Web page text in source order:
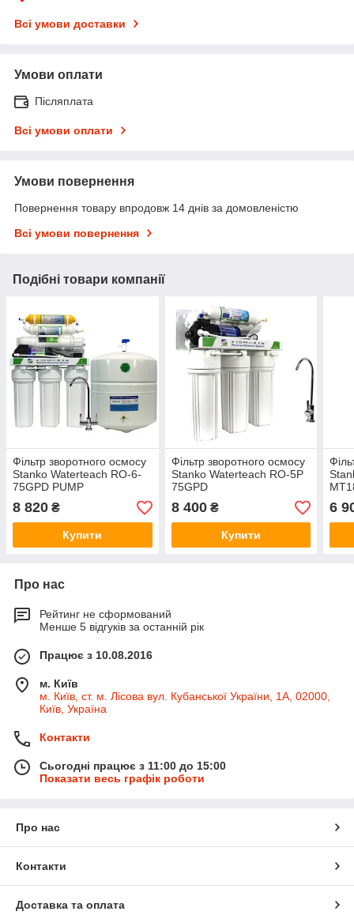
Всі умови доставки
Умови оплати
Післяплата
Всі умови оплати
Умови повернення
Повернення товару впродовж 14 днів за домовленістю
Всі умови повернення
Подібні товари компанії
Фільтр зворотного осмосу
Stanko Waterteach RO-6-
75GPD PUMP
8 820 ₴
Купити
Фільтр зворотного осмосу
Stanko Waterteach RO-5P
75GPD
8 400₴
Купити
6
Про нас
Рейтинг не сформований
Менше 5 відгуків за останній рік
Працює з 10.08.2016
м. Київ
м. Київ, ст. м. Лісова вул. Кубанської України, 1А, 02000,
Київ, Україна
Контакти
Сьогодні працює з 11:00 до 15:00
Показати весь графік роботи
Про нас
Контакти
Доставка та оплата